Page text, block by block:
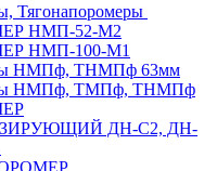
Тягонапоромеры
НМП-52-М2
НМП-100-М1
НМПф, ТНМПф 63мм
НМПф, ТМПф, ТНМПф
ДН-С2, ДН-